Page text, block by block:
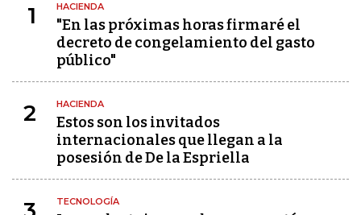
1 HACIENDA
"En las próximas horas firmaré el
decreto de congelamiento del gasto
público"
2 HACIENDA
Estos son los invitados
internacionales que llegan a la
posesión de De la Espriella
TECNOLOGÍA